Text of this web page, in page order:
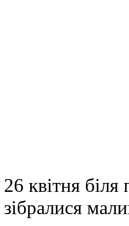
26 квітня
зібралися